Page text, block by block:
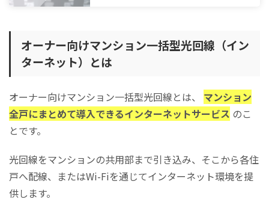
物件需要を高め、空室対策につながる
賃料を下げずに入居者を募集できる
マンションにインターネット光回線を導入するデメリッ
ト
Wi-Fi機器を持ち出される可能性がある
マンションにインターネット光回線を導入する際の注意
点
オーナー向けマンション一括型光回線（イン
ターネット）とは
オーナー向けマンション一括型光回線とは、 マンション
全戸にまとめて導入できるインターネットサービス のこ
とです。
光回線をマンションの共用部まで引き込み、そこから各住
戸へ配線、またはWi-Fiを通じてインターネット環境を提
供します。